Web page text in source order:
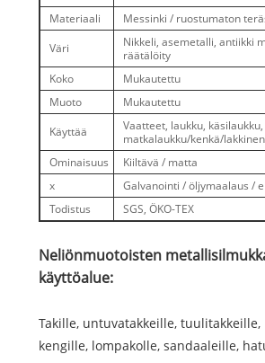
Materiaali
Messinki / ruostumaton
Väri
Nikkeli, asemetalli, antiikki
räätälöity
Koko
Mukautettu
Muoto
Mukautettu
Käyttää
Vaatteet, laukku, käsilaukku,
matkalaukku/kenkä/lakkinen
Ominaisuus
Kiiltävä / matta
x
Galvanointi / öljymaalaus /
Todistus
SGS, ÖKO-TEX
Neliönmuotoisten
käyttöalue:
Takille, untuvatakkeille,
kengille, lompakolle, sandaaleille,